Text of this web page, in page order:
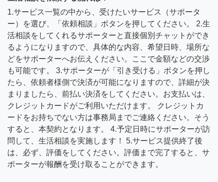
1.サービス一覧の中から、受けたいサービス（サポータ
ー）を選び、「依頼相談」ボタンを押してください。 2.生
活相談をしてくれるサポーターと直接個別チャットができ
るようになりますので、具体的な内容、希望日時、場所な
どをサポーターへお伝えください。ここで金額などの交渉
も可能です。 3.サポーターが「引き受ける」ボタンを押し
たら、依頼者様側で決済が可能になりますので、詳細が決
まりましたら、前払い決済をしてください。お支払いは、
クレジットカードがご利用いただけます。 クレジットカ
ードをお持ちでない方は事務局までご連絡ください。そう
すると、本契約となります。 4.予定日時にサポーターが訪
問して、生活相談を実施します！ 5.サービス提供終了後
は、必ず、評価をしてください。評価まで完了すると、サ
ポーターが報酬を受け取ることができます。